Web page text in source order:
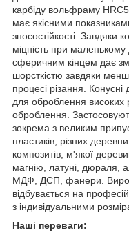
карбіду вольфраму
має якісними
зносостійкості. Завдяки
міцність при маленькому
сферичним кінцем дає
шорсткістю завдяки
процесі різання. Конусні
для оброблення високих
оброблення.
зокрема з великим
пластиків, різних
композитів, м'якої
магнію, латуні, дюраля,
МДФ, ДСП, фанери.
відбувається на
з індивідуальними
Наші переваги: